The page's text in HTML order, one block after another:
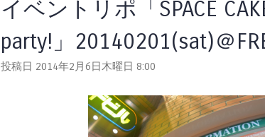
イベントリポ「SPACE
party!」20140201(sat)＠
投稿日 2014年2月6日木曜日 8:00